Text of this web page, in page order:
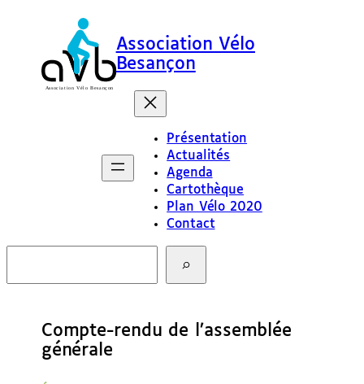
Association Vélo
Besançon
Présentation
Actualités
Agenda
Cartothèque
Plan Vélo 2020
Contact
c
Compte-rendu de l’assemblée
générale